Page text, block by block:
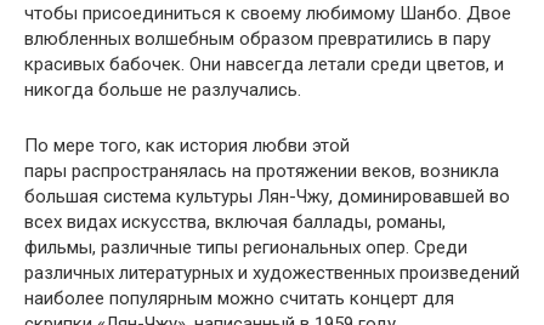
чтобы присоединиться к своему любимому Шанбо. Двое
влюбленных волшебным образом превратились в пару
красивых бабочек. Они навсегда летали среди цветов, и
никогда больше не разлучались.
По мере того, как история любви этой
пары распространялась на протяжении веков, возникла
большая система культуры Лян-Чжу, доминировавшей во
всех видах искусства, включая баллады, романы,
фильмы, различные типы региональных опер. Среди
различных литературных и художественных произведений
наиболее популярным можно считать концерт для